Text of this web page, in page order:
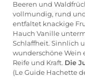
Beeren und
vollmundig, rund
entfaltet knackige
Hauch Vanille
Schlaffheit. Sinnlich
wunderschöne Wein
Reife und Kraft. Die
(Le Guide Hachette